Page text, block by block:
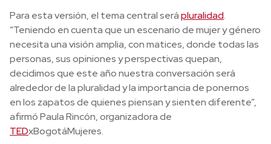
Para esta versión, el tema central serápluralidad.
“Teniendo en cuenta que un escenario de mujer y género
necesita una visión amplia, con matices, donde todas las
personas, sus opiniones y perspectivas quepan,
decidimos que este año nuestra conversación será
alrededor de la pluralidad y la importancia de ponernos
en los zapatos de quienes piensan y sienten diferente”,
afirmó Paula Rincón, organizadora de
TEDxBogotáMujeres.